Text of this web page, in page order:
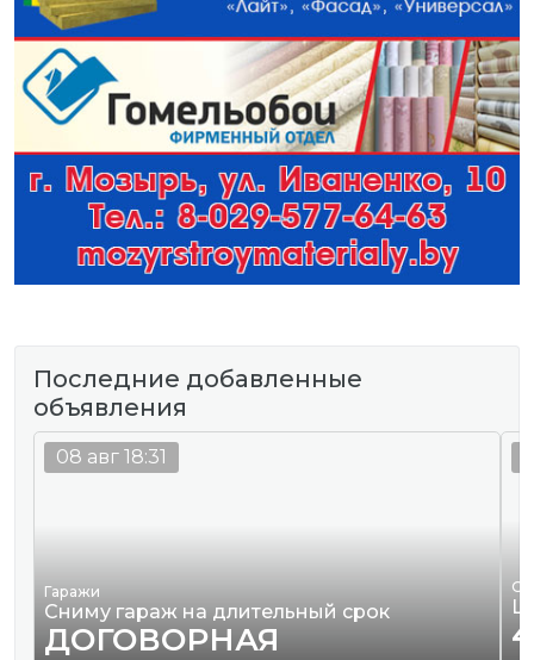
Последние добавленные
объявления
Гаражи
Сниму гараж на длительный срок
ДОГОВОРНАЯ
08 авг 18:31